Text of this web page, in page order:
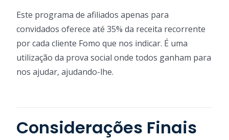
Este programa de afiliados apenas para
convidados oferece até 35% da receita recorrente
por cada cliente Fomo que nos indicar. É uma
utilização da prova social onde todos ganham para
nos ajudar, ajudando-lhe.
Considerações Finais